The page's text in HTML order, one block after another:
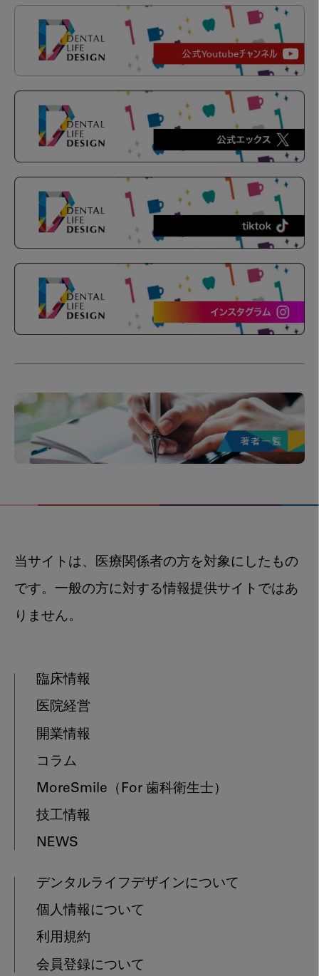
当サイトは、医療関係者の方を対象にしたもの
です。一般の方に対する情報提供サイトではあ
りません。
臨床情報
医院経営
開業情報
コラム
MoreSmile （For 歯科衛生士）
技工情報
NEWS
デンタルライフデザインについて
個人情報について
利用規約
会員登録について